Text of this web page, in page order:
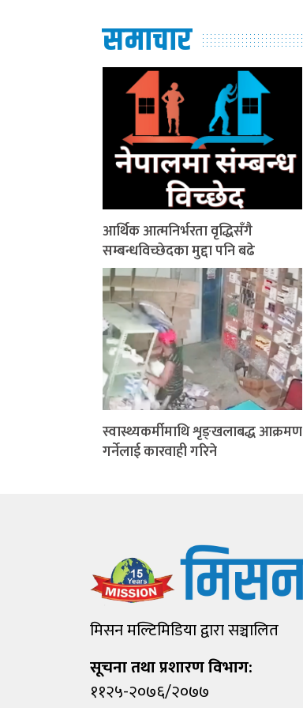
समाचार
आर्थिक आत्मनिर्भरता वृद्धिसँगै
सम्बन्धविच्छेदका मुद्दा पनि बढे
स्वास्थ्यकर्मीमाथि शृङ्खलाबद्ध आक्रमण
गर्नेलाई कारवाही गरिने
मिसन मल्टिमिडिया द्वारा सञ्चालित
सूचना तथा प्रशारण विभाग:
११२५-२०७६/२०७७